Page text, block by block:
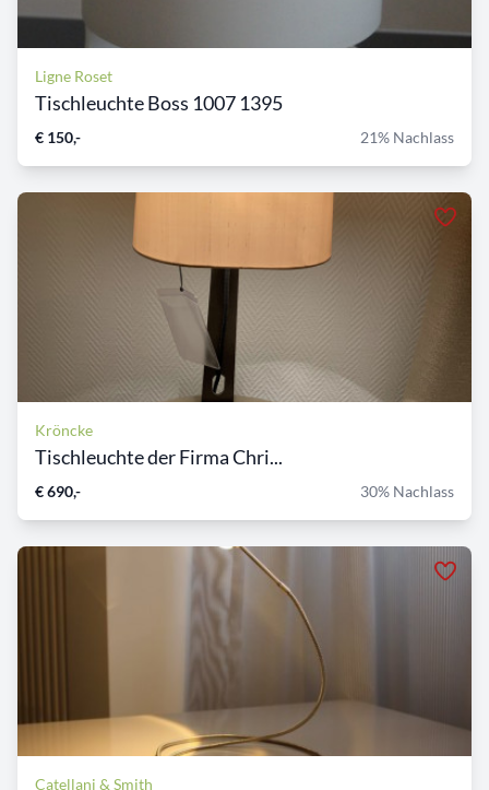
Ligne Roset
Tischleuchte Boss 1007 1395
€ 150,- 21% Nachlass
Kröncke
Tischleuchte der Firma Chri...
€ 690,- 30% Nachlass
Catellani & Smith